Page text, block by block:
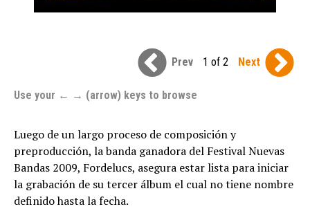
Prev 1 of 2 Next
Use your ← → (arrow) keys to browse
Luego de un largo proceso de composición y
preproducción, la banda ganadora del Festival Nuevas
Bandas 2009, Fordelucs, asegura estar lista para iniciar
la grabación de su tercer álbum el cual no tiene nombre
definido hasta la fecha.